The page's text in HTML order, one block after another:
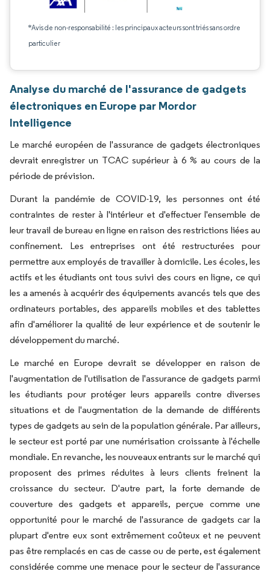
*Avis de non-responsabilité : les principaux acteurs sont triés sans ordre
particulier
Analyse du marché de l'assurance de gadgets
électroniques en Europe par Mordor
Intelligence
Le marché européen de l'assurance de gadgets électroniques
devrait enregistrer un TCAC supérieur à 6 % au cours de la
période de prévision.
Durant la pandémie de COVID-19, les personnes ont été
contraintes de rester à l'intérieur et d'effectuer l'ensemble de
leur travail de bureau en ligne en raison des restrictions liées au
confinement. Les entreprises ont été restructurées pour
permettre aux employés de travailler à domicile. Les écoles, les
actifs et les étudiants ont tous suivi des cours en ligne, ce qui
les a amenés à acquérir des équipements avancés tels que des
ordinateurs portables, des appareils mobiles et des tablettes
afin d'améliorer la qualité de leur expérience et de soutenir le
développement du marché.
Le marché en Europe devrait se développer en raison de
l'augmentation de l'utilisation de l'assurance de gadgets parmi
les étudiants pour protéger leurs appareils contre diverses
situations et de l'augmentation de la demande de différents
types de gadgets au sein de la population générale. Par ailleurs,
le secteur est porté par une numérisation croissante à l'échelle
mondiale. En revanche, les nouveaux entrants sur le marché qui
proposent des primes réduites à leurs clients freinent la
croissance du secteur. D'autre part, la forte demande de
couverture des gadgets et appareils, perçue comme une
opportunité pour le marché de l'assurance de gadgets car la
plupart d'entre eux sont extrêmement coûteux et ne peuvent
pas être remplacés en cas de casse ou de perte, est également
considérée comme une menace pour le secteur de l'assurance